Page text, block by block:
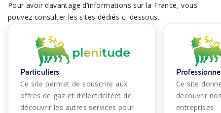
Pour avoir davantage d’informations sur la France, vous
pouvez consulter les sites dédiés ci-dessous.
Particuliers
Ce site permet de souscrire aux
offres de gaz et d’électricitéet de
découvrir les autres services pour
Ce site
découvrir
entreprises